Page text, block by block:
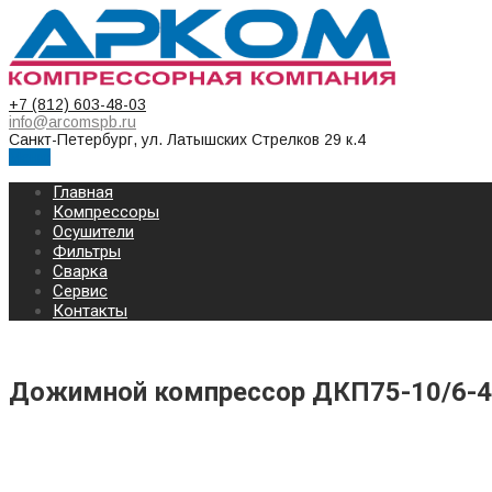
+7 (812) 603-48-03
info@arcomspb.ru
Санкт-Петербург, ул. Латышских Стрелков 29 к.4
Главная
Компрессоры
Осушители
Фильтры
Сварка
Сервис
Контакты
Дожимной компрессор ДКП75-10/6-